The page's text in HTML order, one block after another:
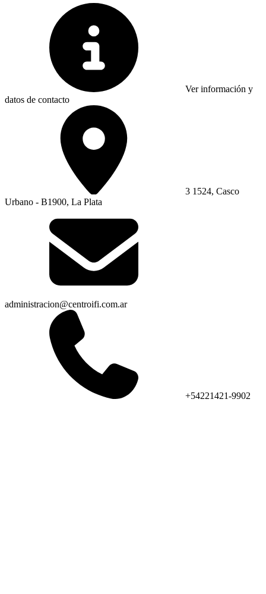
Ver información y
datos de contacto
3 1524, Casco
Urbano - B1900, La Plata
administracion@centroifi.com.ar
+54221421-9902